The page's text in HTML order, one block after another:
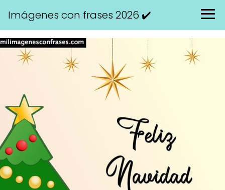
Imágenes con frases 2026 ✔️